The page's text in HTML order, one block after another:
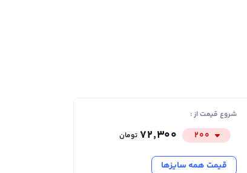
شروع قیمت از :
۷۲٬۳۰۰ تومان ۲۰۰
قیمت همه سایزها